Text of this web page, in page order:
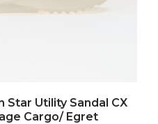
Star Utility Sandal CX
Cargo/ Egret